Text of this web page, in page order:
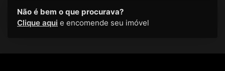
Não é bem o que procurava?
Clique aqui e encomende seu imóvel